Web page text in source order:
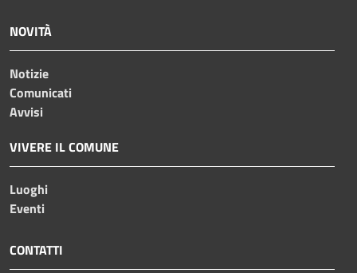
NOVITÀ
Notizie
Comunicati
Avvisi
VIVERE IL COMUNE
Luoghi
Eventi
CONTATTI